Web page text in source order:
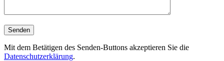
Mit dem Betätigen des Senden-Buttons akzeptieren Sie die
Datenschutzerklärung.